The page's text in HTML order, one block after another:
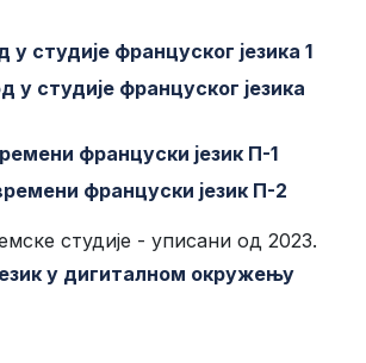
у студије француског језика 1
у студије француског језика
француски језик П-1
француски језик П-2
студије - уписани од 2023.
у дигиталном окружењу